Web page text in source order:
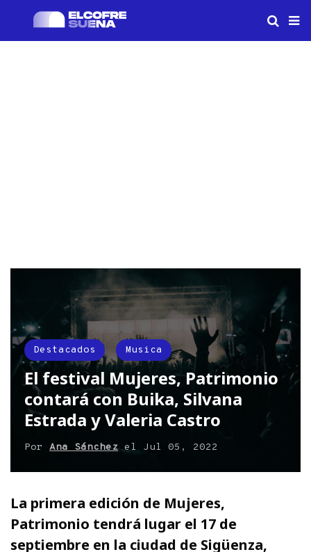
Destacados Musica
El festival Mujeres, Patrimonio
contará con Buika, Silvana
Estrada y Valeria Castro
Por Ana Sánchezel Jul 05, 2022
La primera edición de Mujeres,
Patrimonio tendrá lugar el 17 de
septiembre en la ciudad de Sigüenza,